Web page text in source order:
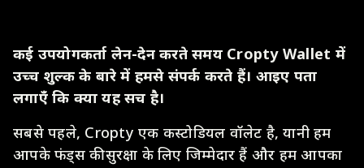
कई उपयोगकर्ता लेन-देन करते समय Cropty Wallet में
उच्च शुल्क के बारे में हमसे संपर्क करते हैं। आइए पता
लगाएँ कि क्या यह सच है।
सबसे पहले, Cropty एक कस्टोडियल वॉलेट है, यानी हम
आपके फंड्स की सुरक्षा के लिए जिम्मेदार हैं और हम आपका